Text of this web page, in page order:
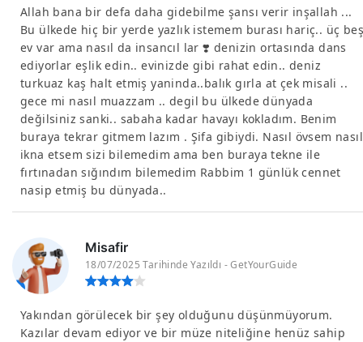
Allah bana bir defa daha gidebilme şansı verir inşallah ...
Bu ülkede hiç bir yerde yazlık istemem burası hariç.. üç beş
ev var ama nasıl da insancıl lar ❣️ denizin ortasında dans
ediyorlar eşlik edin.. evinizde gibi rahat edin.. deniz
turkuaz kaş halt etmiş yaninda..balık gırla at çek misali ..
gece mi nasıl muazzam .. degil bu ülkede dünyada
değilsiniz sanki.. sabaha kadar havayı kokladım. Benim
buraya tekrar gitmem lazım . Şifa gibiydi. Nasıl övsem nasıl
ikna etsem sizi bilemedim ama ben buraya tekne ile
fırtınadan sığındım bilemedim Rabbim 1 günlük cennet
nasip etmiş bu dünyada..
Misafir
18/07/2025 Tarihinde Yazıldı - GetYourGuide
Yakından görülecek bir şey olduğunu düşünmüyorum.
Kazılar devam ediyor ve bir müze niteliğine henüz sahip